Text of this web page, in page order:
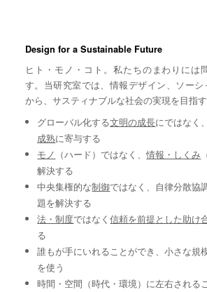
Design for a Sustainable Future
ヒト・モノ・コト。私たちのまわりには
す。当研究室では、情報デザイン、ソー
から、サスティナブルな社会の実現を目指す
グローバル化する文明の成長にではなく
成熟に寄与する
モノ （ハード）ではなく、情報・しくみ
解決する
中央集権的な制御ではなく、自律分散協
題を解決する
法・制度ではなく信頼を前提とした助け
る
誰もが手にいれることができ、小さな規
を使う
時間・空間（時代・環境）に左右される